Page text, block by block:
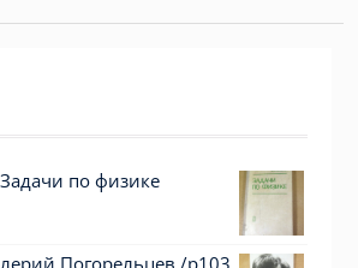
по физике